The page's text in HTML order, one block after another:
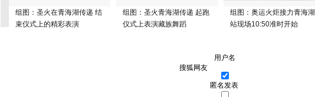
组图：圣火在青海湖传递 结
束仪式上的精彩表演
组图：圣火青海湖传递 起跑
仪式上表演藏族舞蹈
组图：奥运火炬接力青海湖
站现场10:50准时开始
用户名
匿名发表